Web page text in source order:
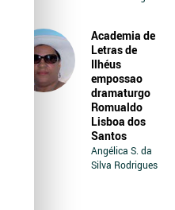
Academia de
Letras de
Ilhéus
empossao
dramaturgo
Romualdo
Lisboa dos
Santos
Angélica S. da
Silva Rodrigues